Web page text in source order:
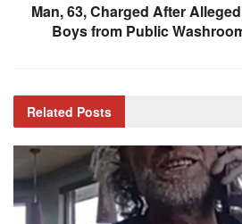
Man, 63, Charged After
Boys from Public
Related Posts